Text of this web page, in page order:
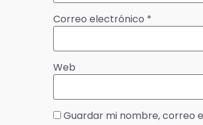
Correo electrónico *
Web
Guardar mi nombre, correo